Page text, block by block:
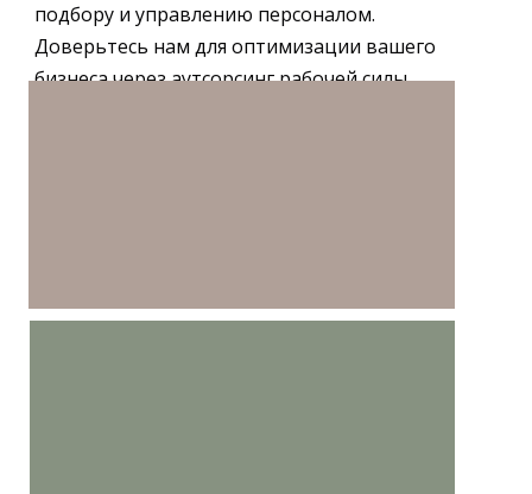
подбору и управлению персоналом.
Доверьтесь нам для оптимизации вашего
бизнеса через аутсорсинг рабочей силы.